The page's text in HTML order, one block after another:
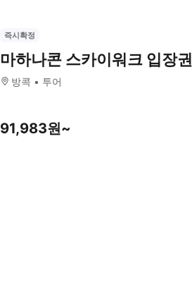
즉시확정
마하나콘 스카이워크 입장권
방콕 투어
91,983원~